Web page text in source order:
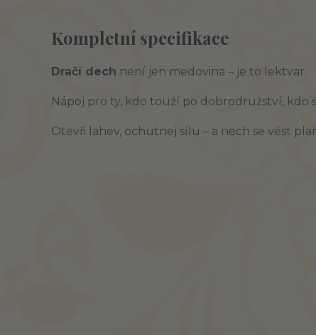
Kompletní specifikace
Dračí dech není jen medovina – je to lektvar.
Nápoj pro ty, kdo touží po dobrodružství, kdo
Otevři lahev, ochutnej sílu – a nech se vést